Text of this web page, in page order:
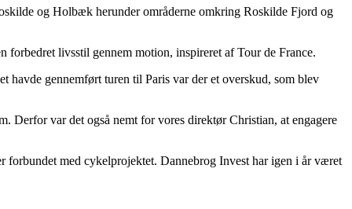
og Holbæk herunder områderne omkring Roskilde Fjord og
forbedret livsstil gennem motion, inspireret af Tour de France.
havde gennemført turen til Paris var der et overskud, som blev
Derfor var det også nemt for vores direktør Christian, at engagere
forbundet med cykelprojektet. Dannebrog Invest har igen i år været